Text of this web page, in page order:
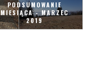
PODSUMOWANIE
MIESIĄCA - MARZEC
2019